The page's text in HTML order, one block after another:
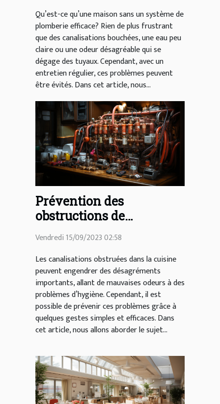
Qu’est-ce qu’une maison sans un système de
plomberie efficace? Rien de plus frustrant
que des canalisations bouchées, une eau peu
claire ou une odeur désagréable qui se
dégage des tuyaux. Cependant, avec un
entretien régulier, ces problèmes peuvent
être évités. Dans cet article, nous...
Prévention des
obstructions de
canalisations dans la
cuisine
Vendredi 15/09/2023 02:58
Les canalisations obstruées dans la cuisine
peuvent engendrer des désagréments
importants, allant de mauvaises odeurs à des
problèmes d’hygiène. Cependant, il est
possible de prévenir ces problèmes grâce à
quelques gestes simples et efficaces. Dans
cet article, nous allons aborder le sujet...